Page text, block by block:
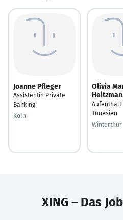
Joanne Pfleger
Assistentin Private
Banking
Köln
Olivia
Aufenthalt
Tunesien
Winterthur
XING – Das